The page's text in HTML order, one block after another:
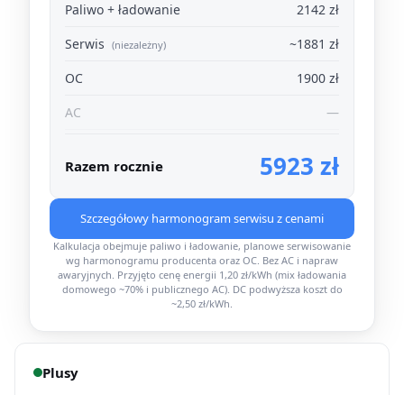
Paliwo + ładowanie
2142 zł
Serwis (niezależny)
~1881 zł
OC
1900 zł
AC
—
Razem rocznie 5923 zł
Szczegółowy harmonogram serwisu z cenami
Kalkulacja obejmuje paliwo i ładowanie, planowe serwisowanie
wg harmonogramu producenta oraz OC. Bez AC i napraw
awaryjnych. Przyjęto cenę energii 1,20 zł/kWh (mix ładowania
domowego ~70% i publicznego AC). DC podwyższa koszt do
~2,50 zł/kWh.
Plusy